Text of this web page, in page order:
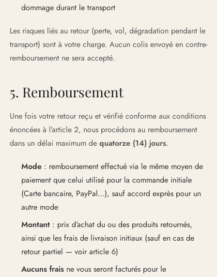
dommage durant le transport
Les risques liés au retour (perte, vol, dégradation pendant le
transport) sont à votre charge. Aucun colis envoyé en contre-
remboursement ne sera accepté.
5. Remboursement
Une fois votre retour reçu et vérifié conforme aux conditions
énoncées à l’article 2, nous procédons au remboursement
dans un délai maximum de quatorze (14) jours.
Mode : remboursement effectué via le même moyen de
paiement que celui utilisé pour la commande initiale
(Carte bancaire, PayPal…), sauf accord exprès pour un
autre mode
Montant : prix d’achat du ou des produits retournés,
ainsi que les frais de livraison initiaux (sauf en cas de
retour partiel — voir article 6)
Aucuns frais ne vous seront facturés pour le